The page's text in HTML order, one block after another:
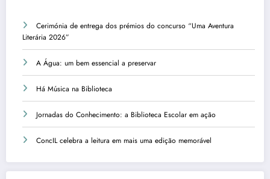
Cerimónia de entrega dos prémios do concurso “Uma Aventura
Literária 2026”
A Água: um bem essencial a preservar
Há Música na Biblioteca
Jornadas do Conhecimento: a Biblioteca Escolar em ação
ConcIL celebra a leitura em mais uma edição memorável